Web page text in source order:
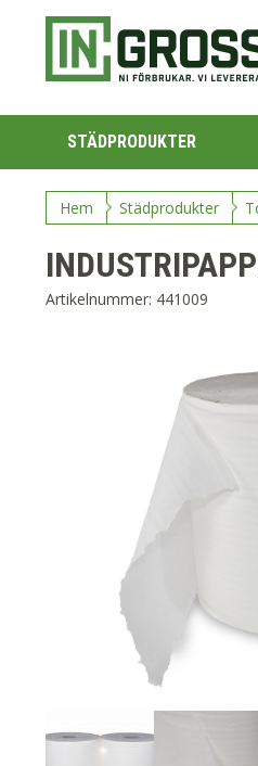
STÄDPRODUKTER
Hem Städprodukter
Artikelnummer: 441009